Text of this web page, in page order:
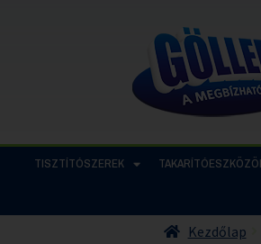
TISZTÍTÓSZEREK
Kezdőlap